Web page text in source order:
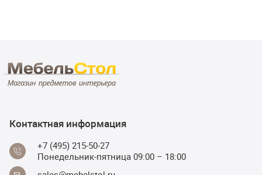
Контактная информация
+7 (495) 215-50-27
Понедельник-пятница 09:00 – 18:00